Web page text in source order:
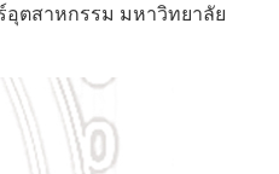
ตสาหกรรม มหาวิทยาลัย